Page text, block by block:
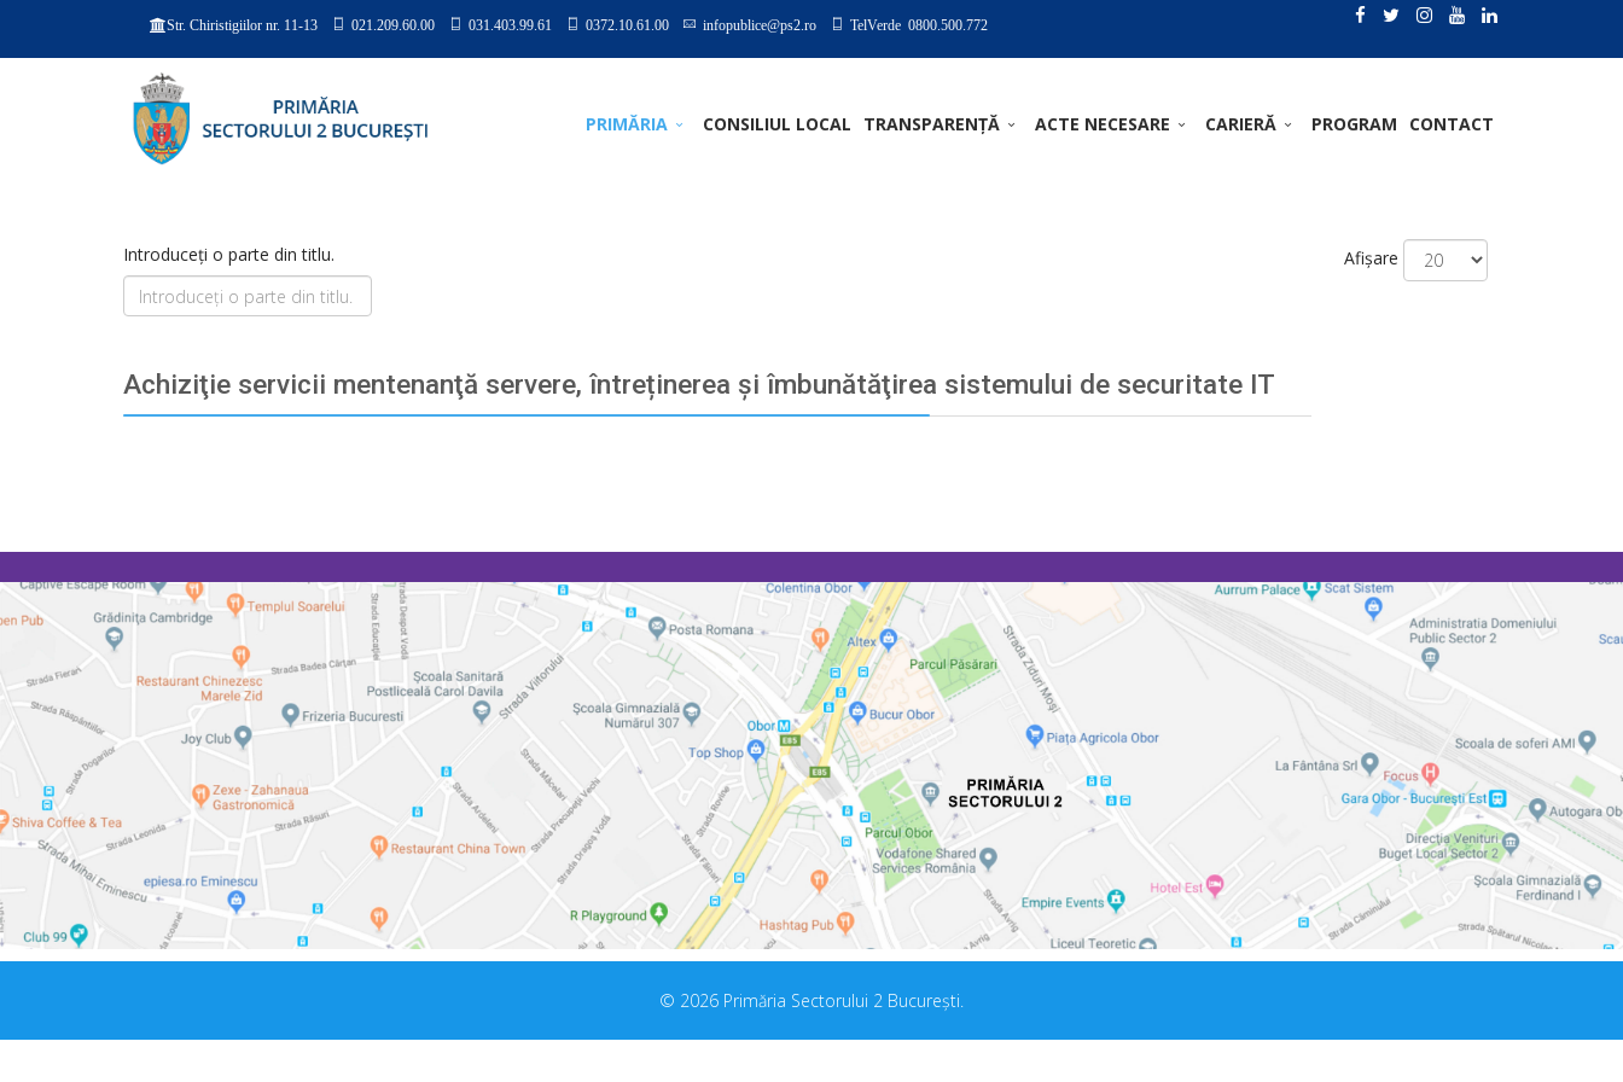
Str. Chiristigiilor nr. 11-13 021.209.60.00 031.403.99.61 0372.10.61.00 infopublice@ps2.ro TelVerde 0800.500.772
PRIMĂRIA CONSILIUL LOCAL TRANSPARENȚĂ ACTE NECESARE CARIERĂ PROGRAM CONTACT
Introduceți o parte din titlu. Afișare
Achiziţie servicii mentenanţă servere, întreținerea şi îmbunătăţirea sistemului de securitate IT
© 2026 Primăria Sectorului 2 București.